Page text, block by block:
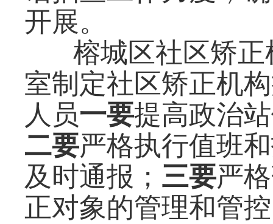
开展。
榕城区社区矫
室制定社区矫正机
人员一要提高政治
二要严格执行值班
及时通报； 三要严
正对象的管理和管